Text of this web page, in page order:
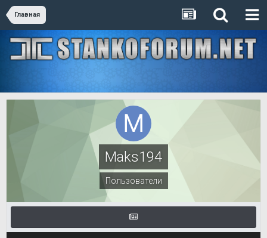
Главная
Maks194
Пользователи